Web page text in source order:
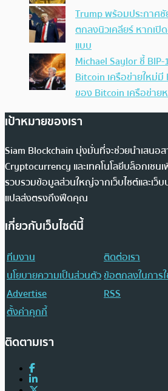
Trump พร้อมประกาศ
ตกลงนิวเคลียร์ หากเปิ
แบบ
Michael Saylor ชี้
Bitcoin เครือข่ายใหม่มี
ของ Bitcoin เครือข่าย
เป้าหมายของเรา
Siam Blockchain มุ่งมั่นที่จะช่วยนำเสนอ
Cryptocurrency และเทคโนโลยีบล็อกเชน
รวบรวมข้อมูลส่วนใหญ่จากเว็บไซต์และเว็
แปลส่งตรงถึงฟีดคุณ
เกี่ยวกับเว็บไซต์นี้
ทีมงาน
ติดต่อเรา
นโยบายความเป็นส่วนตัวข้อตกลงในการ
Advertise
RSS
ตั้งค่าคุกกี้
ติดตามเรา